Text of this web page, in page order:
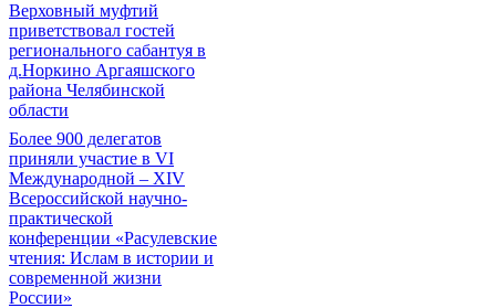
Верховный муфтий
приветствовал гостей
регионального сабантуя в
д.Норкино Аргаяшского
района Челябинской
области
Более 900 делегатов
приняли участие в VI
Международной – ХIV
Всероссийской научно-
практической
конференции «Расулевские
чтения: Ислам в истории и
современной жизни
России»